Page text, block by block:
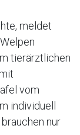
meldet
tierärztlichen
vom
individuell
nur